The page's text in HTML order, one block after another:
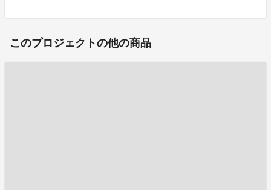
このプロジェクトの他の商品